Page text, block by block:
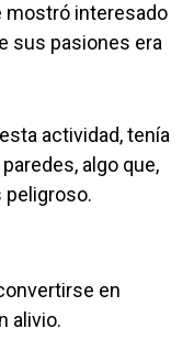
mostró interesado
sus pasiones era
actividad, tenía
algo que,
peligroso.
en
alivio.